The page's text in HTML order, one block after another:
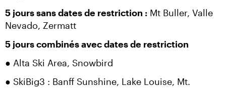
5 jours sans dates de restriction : Mt Buller, Valle
Nevado, Zermatt
5 jours combinés avec dates de restriction
● Alta Ski Area, Snowbird
● SkiBig3 : Banff Sunshine, Lake Louise, Mt.